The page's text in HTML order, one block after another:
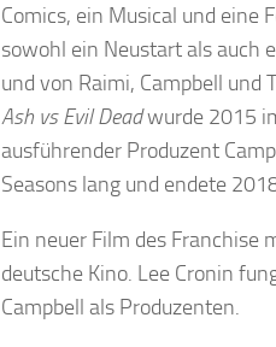
Comics, ein Musical und eine
sowohl ein Neustart als auch
und von Raimi, Campbell und
Ash vs Evil Deadwurde 2015
ausführender Produzent
Seasons lang und endete
Ein neuer Film des Franchise
deutsche Kino. Lee Cronin
Campbell als Produzenten.